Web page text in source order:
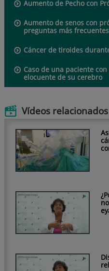
Aumento de Pecho con
Aumento de senos con
preguntas más frecuentes
Cáncer de tiroides
Caso de una paciente
elocuente de su cerebro
Vídeos relacionados